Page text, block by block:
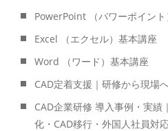
PowerPoint （パワーポイン
Excel （エクセル）基本講座
Word （ワード）基本講座
CAD定着支援｜研修から現場
CAD企業研修 導入事例・実績
化・CAD移行・外国人社員対